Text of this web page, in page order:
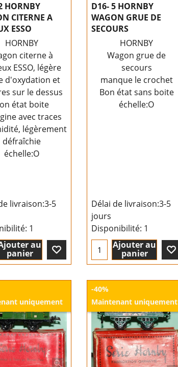
HORNBY
CITERNE A
ESSO
HORNBY
citerne à
ESSO, légère
d'oxydation et
sur le dessus
état boite
avec traces
légèrement
défraîchie
échelle:O
livraison:3-5
: 1
au
panier
D16- 5 HORNBY
WAGON GRUE DE
SECOURS
HORNBY
Wagon grue de
secours
manque le crochet
Bon état sans boite
échelle:O
Délai de livraison:3-5
jours
Disponibilité: 1
Ajouter au
panier
uniquement
-40%
Maintenant uniquement